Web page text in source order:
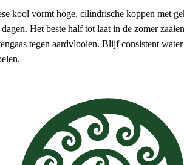
kool vormt hoge, cilindrische koppen met
dagen. Het beste half tot laat in de zomer
tegen aardvlooien. Blijf consistent